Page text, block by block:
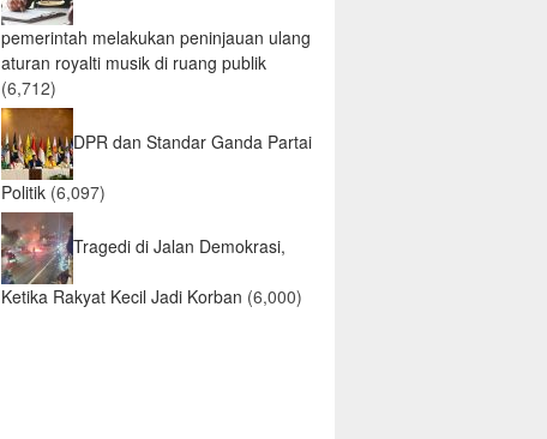
pemerintah melakukan peninjauan ulang
aturan royalti musik di ruang publik
(6,712)
DPR dan Standar Ganda Partai
Politik (6,097)
Tragedi di Jalan Demokrasi,
Ketika Rakyat Kecil Jadi Korban (6,000)